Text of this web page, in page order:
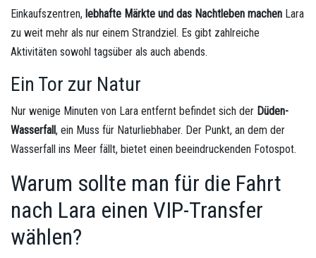
Einkaufszentren, lebhafte Märkte und das Nachtleben machen Lara
zu weit mehr als nur einem Strandziel. Es gibt zahlreiche
Aktivitäten sowohl tagsüber als auch abends.
Ein Tor zur Natur
Nur wenige Minuten von Lara entfernt befindet sich der Düden-
Wasserfall , ein Muss für Naturliebhaber. Der Punkt, an dem der
Wasserfall ins Meer fällt, bietet einen beeindruckenden Fotospot.
Warum sollte man für die Fahrt
nach Lara einen VIP-Transfer
wählen?